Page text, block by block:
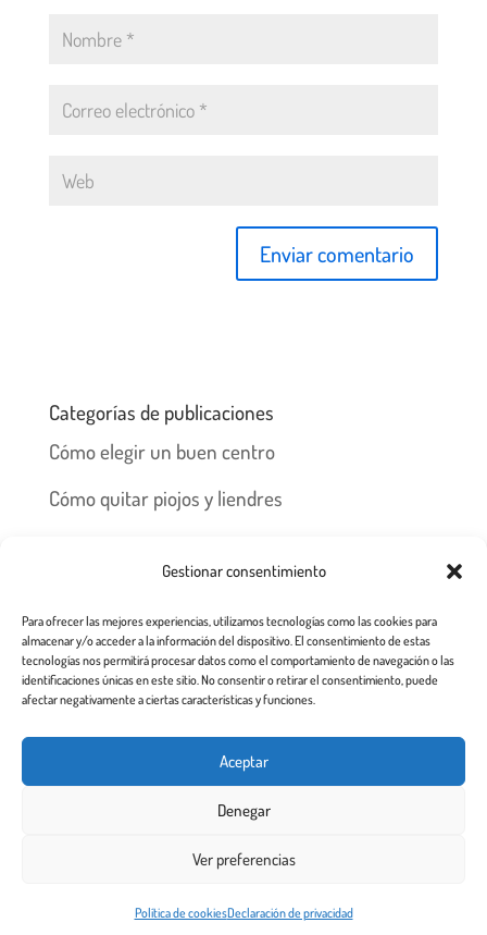
Este sitio web utiliza cookies para garantizar que obtenga la
Gestionar consentimiento
Para ofrecer las mejores experiencias, utilizamos tecnologías como las cookies para
almacenar y/o acceder a la información del dispositivo. El consentimiento de estas
tecnologías nos permitirá procesar datos como el comportamiento de navegación o las
identificaciones únicas en este sitio. No consentir o retirar el consentimiento, puede
afectar negativamente a ciertas características y funciones.
Aceptar
Denegar
Ver preferencias
Política de cookiesDeclaración de privacidad
Categorías de publicaciones
Cómo elegir un buen centro
Cómo quitar piojos y liendres
Prevención y recomendaciones
Centros
Todos los derechos reservados 2.020